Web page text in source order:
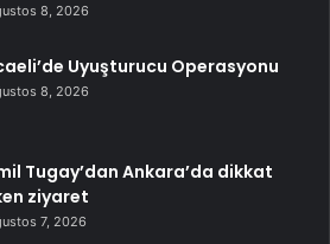
8, 2026
Uyuşturucu Operasyonu
8, 2026
Tugay’dan Ankara’da dikkat
ziyaret
7, 2026